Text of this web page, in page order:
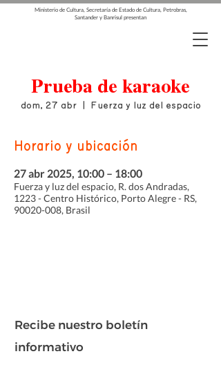
Ministerio de Cultura, Secretaría de Estado de Cultura, Petrobras,
Santander y Banrisul presentan
Prueba de karaoke
dom, 27 abr
  |
Fuerza y luz del espacio
Horario y ubicación
27 abr 2025, 10:00 – 18:00
Fuerza y luz del espacio, R. dos Andradas,
1223 - Centro Histórico, Porto Alegre - RS,
90020-008, Brasil
Recibe nuestro boletín
informativo